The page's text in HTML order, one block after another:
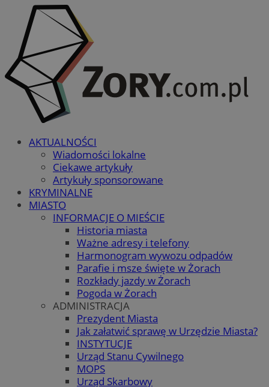
AKTUALNOŚCI
Wiadomości lokalne
Ciekawe artykuły
Artykuły sponsorowane
KRYMINALNE
MIASTO
INFORMACJE O MIEŚCIE
Historia miasta
Ważne adresy i telefony
Harmonogram wywozu odpadów
Parafie i msze święte w Żorach
Rozkłady jazdy w Żorach
Pogoda w Żorach
ADMINISTRACJA
Prezydent Miasta
Jak załatwić sprawę w Urzędzie Miasta?
INSTYTUCJE
Urząd Stanu Cywilnego
MOPS
Urząd Skarbowy